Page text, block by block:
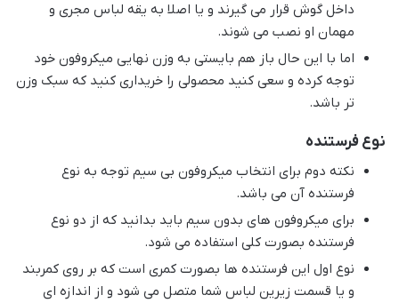
داخل گوش قرار می گیرند و یا اصلا به یقه لباس مجری و
مهمان او نصب می شوند.
اما با این حال باز هم بایستی به وزن نهایی میکروفون خود
توجه کرده و سعی کنید محصولی را خریداری کنید که سبک وزن
تر باشد.
نوع فرستنده
نکته دوم برای انتخاب میکروفون بی سیم توجه به نوع
فرستنده آن می باشد.
برای میکروفون های بدون سیم باید بدانید که از دو نوع
فرستنده بصورت کلی استفاده می شود.
نوع اول این فرستنده ها بصورت کمری است که بر روی کمربند
و یا قسمت زیرین لباس شما متصل می شود و از اندازه ای